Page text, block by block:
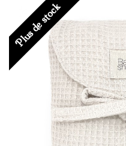
Plus de stock